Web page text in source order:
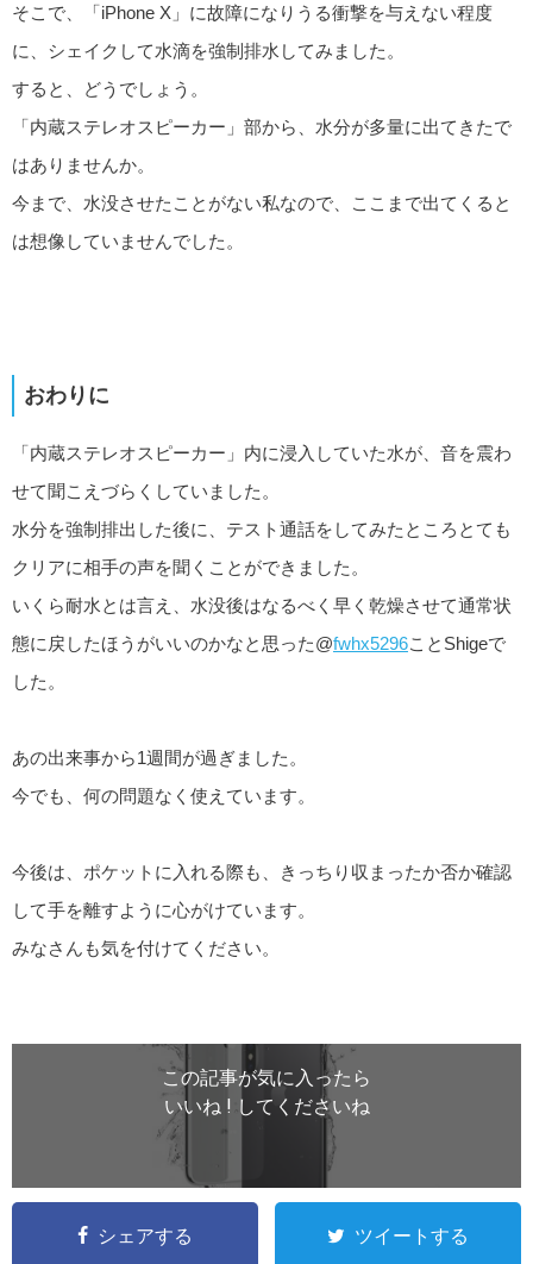
そこで、「iPhone X」に故障になりうる衝撃を与えない程度
に、シェイクして水滴を強制排水してみました。
すると、どうでしょう。
「内蔵ステレオスピーカー」部から、水分が多量に出てきたで
はありませんか。
今まで、水没させたことがない私なので、ここまで出てくると
は想像していませんでした。
おわりに
「内蔵ステレオスピーカー」内に浸入していた水が、音を震わ
せて聞こえづらくしていました。
水分を強制排出した後に、テスト通話をしてみたところとても
クリアに相手の声を聞くことができました。
いくら耐水とは言え、水没後はなるべく早く乾燥させて通常状
態に戻したほうがいいのかなと思った@fwhx5296ことShigeで
した。
あの出来事から1週間が過ぎました。
今でも、何の問題なく使えています。
今後は、ポケットに入れる際も、きっちり収まったか否か確認
して手を離すように心がけています。
みなさんも気を付けてください。
この記事が気に入ったら
いいね ! してくださいね
シェアする ツイートする